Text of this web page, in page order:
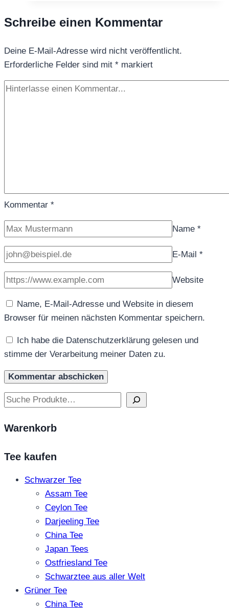
Schreibe einen Kommentar
Deine E-Mail-Adresse wird nicht veröffentlicht.
Erforderliche Felder sind mit * markiert
Kommentar *
Name *
E-Mail *
Website
Name, E-Mail-Adresse und Website in diesem
Browser für meinen nächsten Kommentar speichern.
Ich habe die Datenschutzerklärung gelesen und
stimme der Verarbeitung meiner Daten zu.
Suchen
Warenkorb
Tee kaufen
Schwarzer Tee
Assam Tee
Ceylon Tee
Darjeeling Tee
China Tee
Japan Tees
Ostfriesland Tee
Schwarztee aus aller Welt
Grüner Tee
China Tee